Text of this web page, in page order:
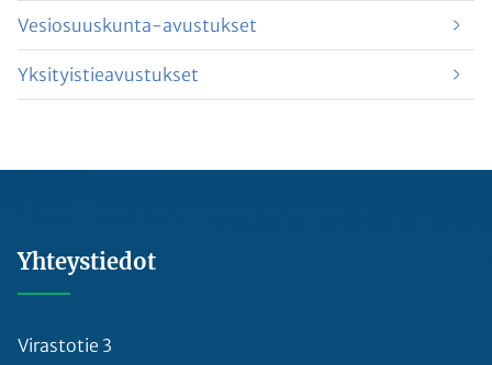
Vesiosuuskunta-avustukset
Yksityistieavustukset
Yhteystiedot
Virastotie 3